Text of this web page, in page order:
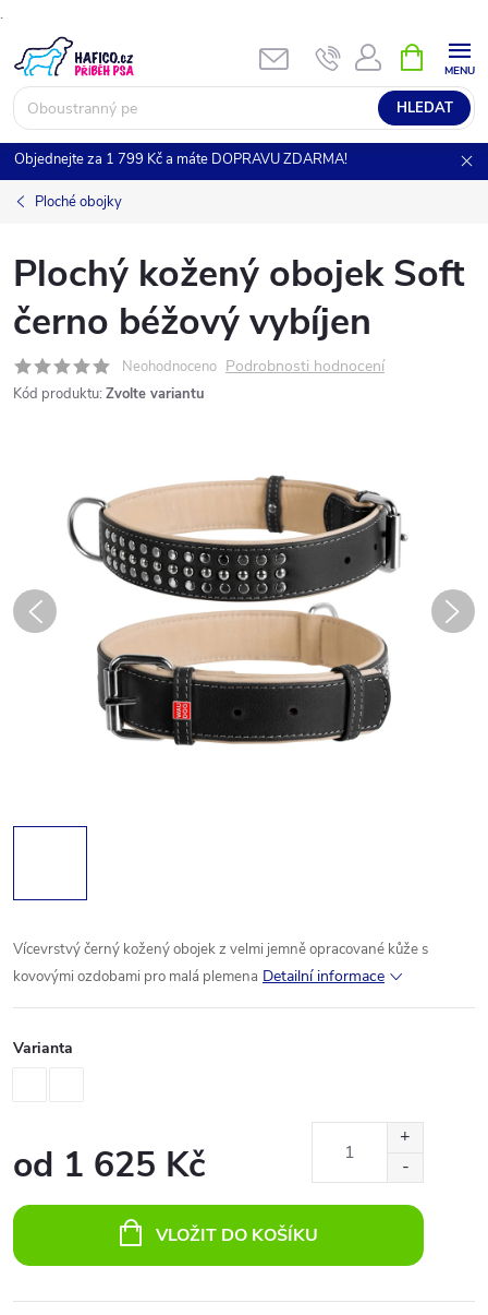
.
na
obsah
HLEDAT
NÁKUPNÍ
KOŠÍK
Objednejte za 1 799 Kč a máte DOPRAVU ZDARMA!
Ploché obojky
Plochý kožený obojek Soft
černo béžový vybíjen
Neohodnoceno Podrobnosti hodnocení
Kód produktu: Zvolte variantu
Vícevrstvýčerný koženýobojekz velmi jemněopracované kůže s
kovovýmiozdobami pro malá plemena Detailní informace
Varianta
od 1 625 Kč
cena:
VLOŽIT DO KOŠÍKU